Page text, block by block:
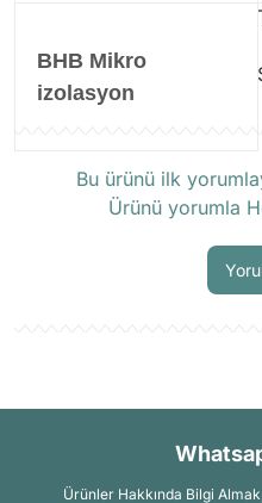
BHB Mikro
izolasyon
Bu ürünü ilk
Ürünü yorumla
Ürünler Hakkında Bilgi